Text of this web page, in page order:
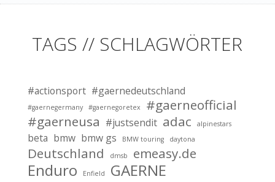
TAGS // SCHLAGWÖRTER
#actionsport #gaernedeutschland
#gaernegermany #gaernegoretex
#gaerneofficial
#gaerneusa #justsendit adac alpinestars
beta bmw bmw gs BMW touring daytona
Deutschland dmsb emeasy.de
Enduro Enfield
GAERNE